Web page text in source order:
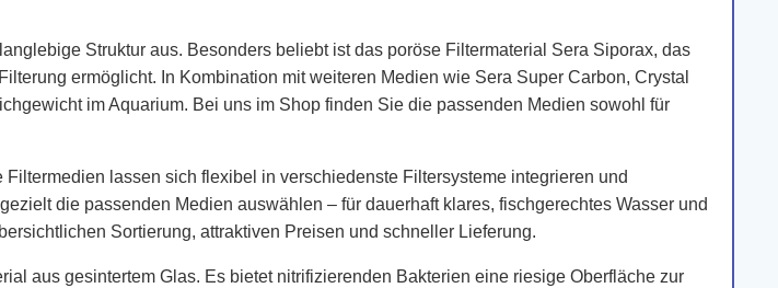
Struktur aus. Besonders beliebt ist das poröse Filtermaterial Sera Siporax, das
ermöglicht. In Kombination mit weiteren Medien wie Sera Super Carbon, Crystal
im Aquarium. Bei uns im Shop finden Sie die passenden Medien sowohl für
lassen sich flexibel in verschiedenste Filtersysteme integrieren und
die passenden Medien auswählen – für dauerhaft klares, fischgerechtes Wasser und
Sortierung, attraktiven Preisen und schneller Lieferung.
aus gesintertem Glas. Es bietet nitrifizierenden Bakterien eine riesige Oberfläche zur